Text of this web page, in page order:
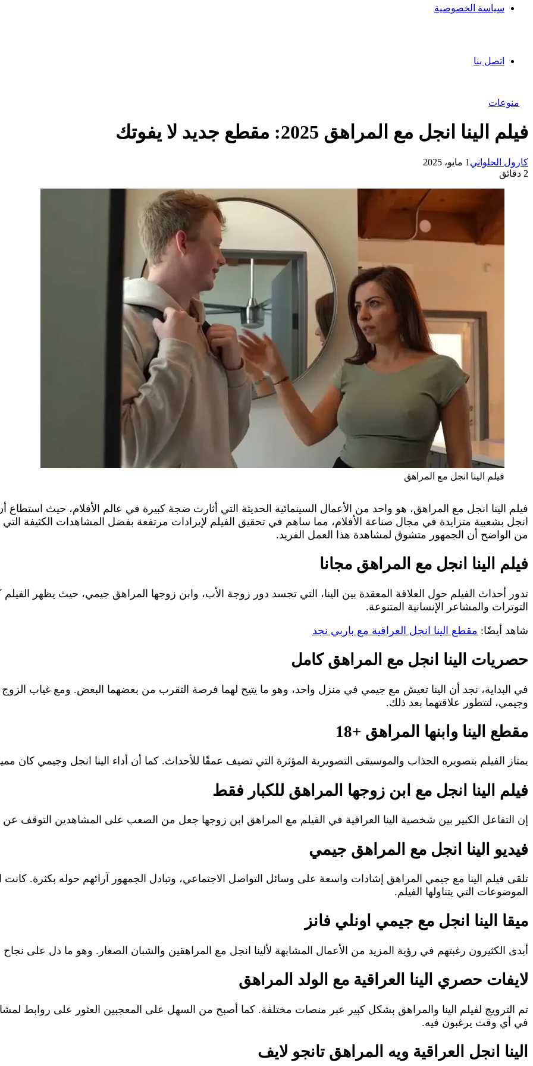
سياسة الخصوصية
اتصل بنا
منوعات
فيلم الينا انجل مع المراهق 2025: مقطع جديد لا يفوتك
كارول الحلواني 1 مايو، 2025
2 دقائق
فيلم الينا انجل مع المراهق
فيلم الينا انجل مع المراهق، هو واحد من الأعمال السينمائية الحديثة التي أثارت ضجة كبيرة في عالم الأفلام، حيث استطاع
انجل بشعبية متزايدة في مجال صناعة الأفلام، مما ساهم في تحقيق الفيلم لإيرادات مرتفعة بفضل المشاهدات الكثيفة
من الواضح أن الجمهور متشوق لمشاهدة هذا العمل الفريد.
فيلم الينا انجل مع المراهق مجانا
تدور أحداث الفيلم حول العلاقة المعقدة بين الينا، التي تجسد دور زوجة الأب، وابن زوجها المراهق جيمي، حيث يظهر
التوترات والمشاعر الإنسانية المتنوعة.
شاهد أيضًا: مقطع الينا انجل العراقية مع باربي نجد
حصريات الينا انجل مع المراهق كامل
في البداية، نجد أن الينا تعيش مع جيمي في منزل واحد، وهو ما يتيح لهما فرصة التقرب من بعضهما البعض. ومع غياب الزوج
وجيمي، لتتطور علاقتهما بعد ذلك.
مقطع الينا وابنها المراهق +18
يمتاز الفيلم بتصويره الجذاب والموسيقى التصويرية المؤثرة التي تضيف عمقًا للأحداث. كما أن أداء الينا انجل وجيمي كان
فيلم الينا انجل مع ابن زوجها المراهق للكبار فقط
إن التفاعل الكبير بين شخصية الينا العراقية في الفيلم مع المراهق ابن زوجها جعل من الصعب على المشاهدين التوقف عن
فيديو الينا انجل مع المراهق جيمي
تلقى فيلم الينا مع جيمي المراهق إشادات واسعة على وسائل التواصل الاجتماعي، وتبادل الجمهور آرائهم حوله بكثرة. كانت
الموضوعات التي يتناولها الفيلم.
ميقا الينا انجل مع جيمي اونلي فانز
أبدى الكثيرون رغبتهم في رؤية المزيد من الأعمال المشابهة لألينا انجل مع المراهقين والشبان الصغار. وهو ما دل على
لايفات حصري الينا العراقية مع الولد المراهق
تم الترويج لفيلم الينا والمراهق بشكل كبير عبر منصات مختلفة. كما أصبح من السهل على المعجبين العثور على روابط
في أي وقت يرغبون فيه.
الينا انجل العراقية ويه المراهق تانجو لايف